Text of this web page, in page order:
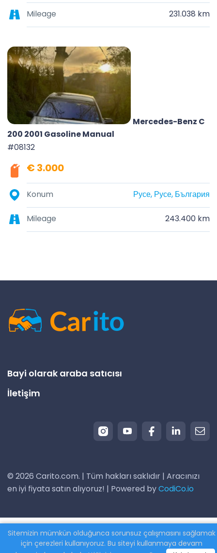
Mileage 231.038 km
Mercedes-Benz C
200 2001 Gasoline Manual
#08132
€ 3.000
Konum Русе, Русе, България
Mileage 243.400 km
Bayi olarak araba satıcısı
İletişim
© 2026 Carito.com. | Tüm hakları saklıdır | Aracınızı
en iyi fiyata satın alıyoruz! | Powered byCodiCo.io
Sitemizin mümkün olduğunca sorunsuz çalışmasını sağlamak
için çerezleri kullanıyoruz. Bu siteyi kullanmaya devam